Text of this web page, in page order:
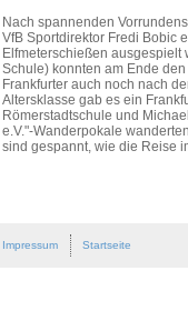
Nach spannenden
VfB Sportdirektor Fredi Bobic
Elfmeterschießen ausgespielt
Schule) konnten am Ende
Frankfurter auch noch nach
Altersklasse gab es ein
Römerstadtschule und
e.V."-Wanderpokale
sind gespannt, wie die Reise
Impressum Startseite